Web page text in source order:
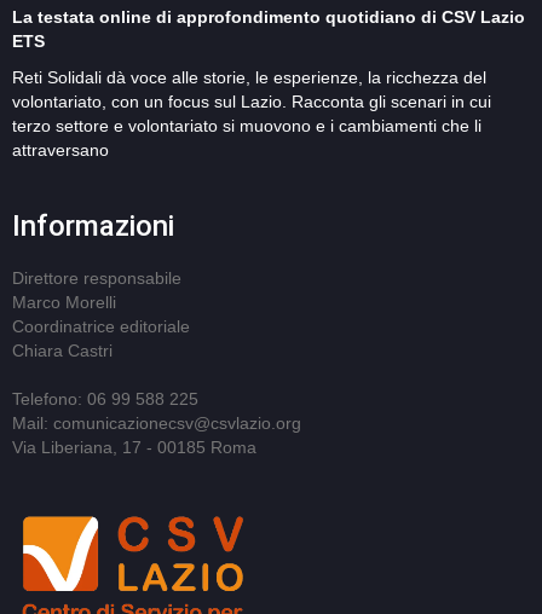
La testata online di approfondimento quotidiano di CSV Lazio
ETS
Reti Solidali dà voce alle storie, le esperienze, la ricchezza del
volontariato, con un focus sul Lazio. Racconta gli scenari in cui
terzo settore e volontariato si muovono e i cambiamenti che li
attraversano
Informazioni
Direttore responsabile
Marco Morelli
Coordinatrice editoriale
Chiara Castri
Telefono: 06 99 588 225
Mail: comunicazionecsv@csvlazio.org
Via Liberiana, 17 - 00185 Roma